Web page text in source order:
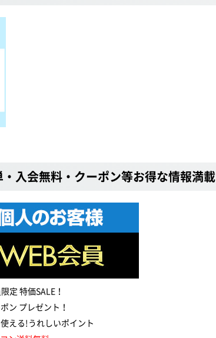
入会無料・クーポン等お得な情報満載
定 特価SALE！
ン プレゼント！
える!うれしいポイント